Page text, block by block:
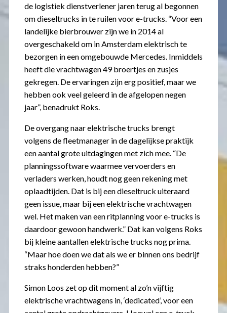
de logistiek dienstverlener jaren terug al begonnen
om dieseltrucks in te ruilen voor e-trucks. “Voor een
landelijke bierbrouwer zijn we in 2014 al
overgeschakeld om in Amsterdam elektrisch te
bezorgen in een omgebouwde Mercedes. Inmiddels
heeft die vrachtwagen 49 broertjes en zusjes
gekregen. De ervaringen zijn erg positief, maar we
hebben ook veel geleerd in de afgelopen negen
jaar”, benadrukt Roks.
De overgang naar elektrische trucks brengt
volgens de fleetmanager in de dagelijkse praktijk
een aantal grote uitdagingen met zich mee. “De
planningssoftware waarmee vervoerders en
verladers werken, houdt nog geen rekening met
oplaadtijden. Dat is bij een dieseltruck uiteraard
geen issue, maar bij een elektrische vrachtwagen
wel. Het maken van een ritplanning voor e-trucks is
daardoor gewoon handwerk.” Dat kan volgens Roks
bij kleine aantallen elektrische trucks nog prima.
“Maar hoe doen we dat als we er binnen ons bedrijf
straks honderden hebben?”
Simon Loos zet op dit moment al zo’n vijftig
elektrische vrachtwagens in, ‘dedicated’, voor een